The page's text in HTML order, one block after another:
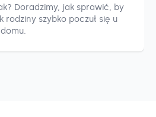
Doradzimy, jak sprawić, by
rodziny szybko poczuł się u